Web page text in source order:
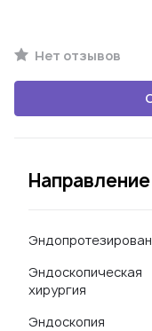
Нет отзывов
Эндоскопическая
хирургия
Эндоскопия